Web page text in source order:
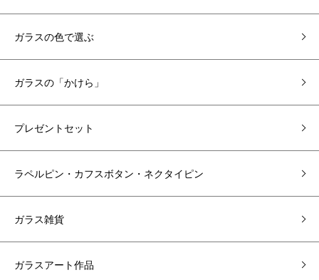
ガラスの色で選ぶ
ガラスの「かけら」
プレゼントセット
ラペルピン・カフスボタン・ネクタイピン
ガラス雑貨
ガラスアート作品